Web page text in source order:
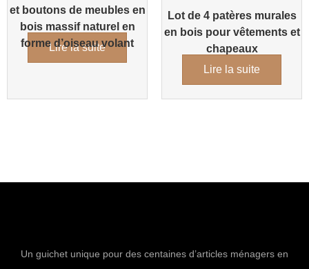
et boutons de meubles en
bois massif naturel en
forme d’oiseau volant
Lire la suite
Lot de 4 patères murales
en bois pour vêtements et
chapeaux
Lire la suite
Un guichet unique pour des centaines d’articles ménagers en